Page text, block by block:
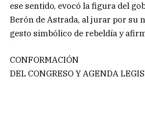
ese sentido, evocó la figura del
Berón de Astrada, al jurar por su
gesto simbólico de rebeldía y
CONFORMACIÓN
DEL CONGRESO Y AGENDA